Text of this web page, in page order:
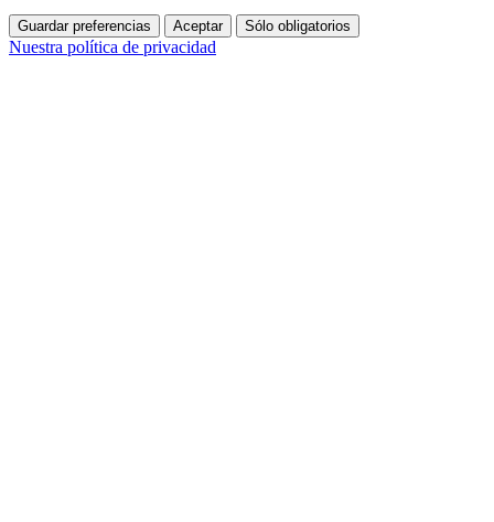
Guardar preferencias Aceptar Sólo obligatorios
Nuestra política de privacidad